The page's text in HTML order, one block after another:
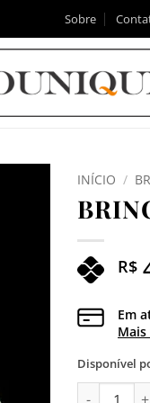
Sobre
INÍCIO /
R$
Em
Disponível
BRINCO